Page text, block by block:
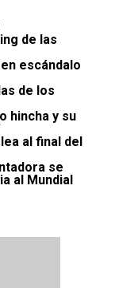
de las
escándalo
de los
hincha y su
al final del
se
al Mundial